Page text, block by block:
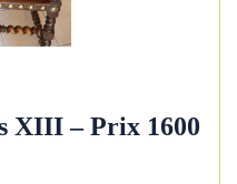
XIII – Prix 1600